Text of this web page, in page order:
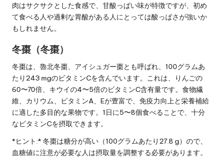
肉はサクサクとした食感で、甘酸っぱい味が特徴ですが、初め
て食べる人や過剰な胃酸がある人にとっては酸っぱさが強いか
もしれません。
冬棗（冬棗）
冬棗は、魯北冬棗、アイシュガー棗とも呼ばれ、100グラムあ
たり243 mgのビタミンCを含んでいます。これは、りんごの
60〜70倍、キウイの4〜5倍のビタミンC含有量です。食物繊
維、カリウム、ビタミンA、Eが豊富で、免疫力向上と栄養補給
に適した多目的な果物です。1日に5〜8個食べることで、十分
なビタミンCを摂取できます。
*ヒント:* 冬棗は糖分が高い（100グラムあたり27.8 g）ので、
血糖値に注意が必要な人は摂取量を調整する必要があります。